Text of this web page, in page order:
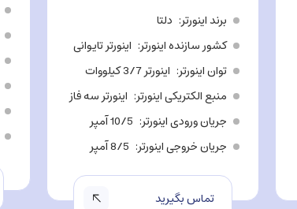
برند اینورتر دلتا
کشور سازنده اینورتر اینورتر تایوانی
توان اینورتر اینورتر 3/7 کیلووات
منبع الکتریکی اینورتر اینورتر سه فاز
جریان ورودی اینورتر 10/5 آمپر
جریان خروجی اینورتر 8/5 آمپر
تماس بگیرید